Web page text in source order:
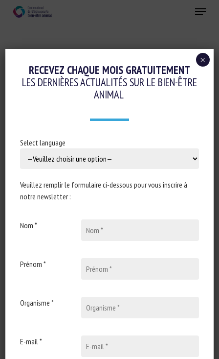
Menu
MOT-CLÉS :SOCIALISATION
Domestic dogs’ feedback to conspecific
visual cues
Rachele Fontani, Paola Valsecchi
Mots-clés
Signaler un lien mort
RECEVEZ CHAQUE MOIS GRATUITEMENT
LES DERNIÈRES ACTUALITÉS SUR LE BIEN-ÊTRE
ANIMAL
Select language
Veuillez remplir le formulaire ci-dessous pour vous inscrire à
notre newsletter :
Nom *
Prénom *
Organisme *
E-mail *
×